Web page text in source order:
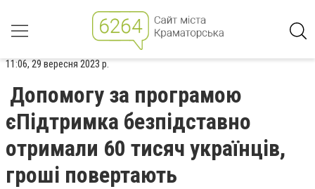
11:06, 29 вересня 2023 р.
Допомогу за програмою
єПідтримка безпідставно
отримали 60 тисяч українців,
гроші повертають